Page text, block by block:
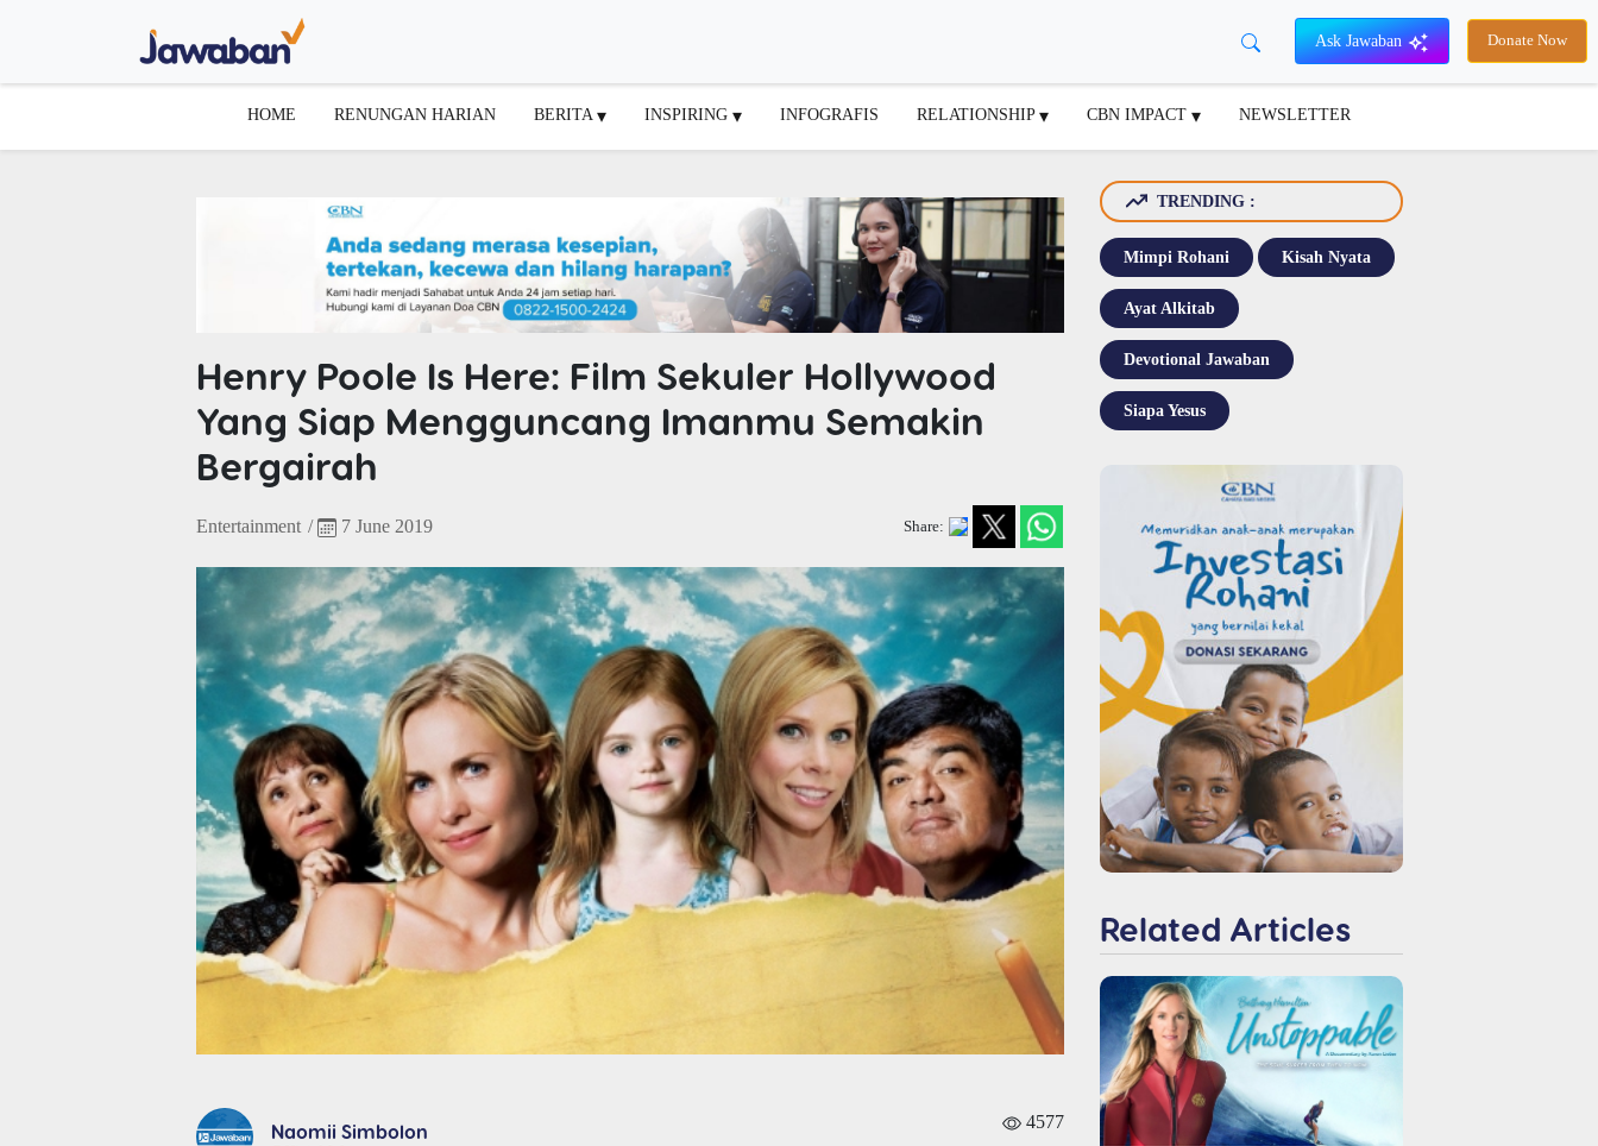
Ask Jawaban Donate Now
HOME RENUNGAN HARIAN BERITA INSPIRING INFOGRAFIS RELATIONSHIP CBN IMPACT NEWSLETTER
Henry Poole Is Here: Film Sekuler Hollywood
Yang Siap Mengguncang Imanmu Semakin
Bergairah
Entertainment / 7 June 2019 Share:
Naomii Simbolon 4577
TRENDING :
Mimpi Rohani Kisah Nyata
Ayat Alkitab
Devotional Jawaban
Siapa Yesus
Related Articles